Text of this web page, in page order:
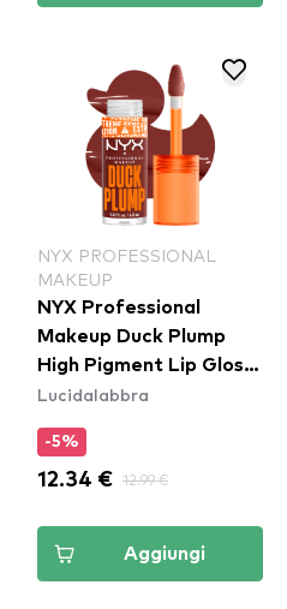
NYX PROFESSIONAL
MAKEUP
NYX Professional
Makeup Duck Plump
High Pigment Lip Gloss
- Wine Not (DPLL16)
Lucidalabbra
-5%
12.34 € 12.99 €
Aggiungi